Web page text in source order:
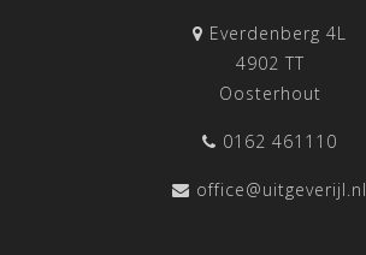
Everdenberg 4L
4902 TT
Oosterhout
0162 461110
office@uitgeverijl.nl